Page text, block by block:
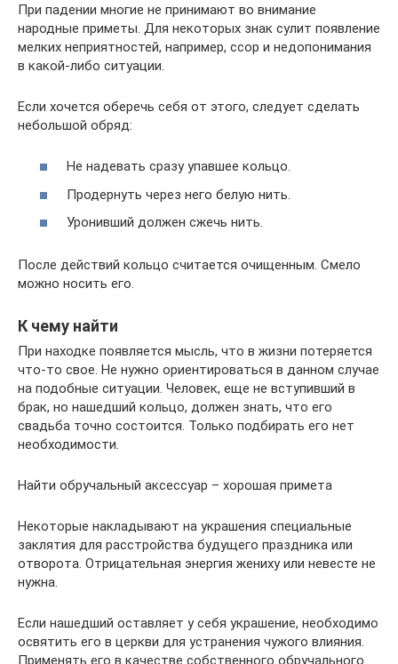
При падении многие не принимают во внимание
народные приметы. Для некоторых знак сулит появление
мелких неприятностей, например, ссор и недопонимания
в какой-либо ситуации.
Если хочется оберечь себя от этого, следует сделать
небольшой обряд:
Не надевать сразу упавшее кольцо.
Продернуть через него белую нить.
Уронивший должен сжечь нить.
После действий кольцо считается очищенным. Смело
можно носить его.
К чему найти
При находке появляется мысль, что в жизни потеряется
что-то свое. Не нужно ориентироваться в данном случае
на подобные ситуации. Человек, еще не вступивший в
брак, но нашедший кольцо, должен знать, что его
свадьба точно состоится. Только подбирать его нет
необходимости.
Найти обручальный аксессуар – хорошая примета
Некоторые накладывают на украшения специальные
заклятия для расстройства будущего праздника или
отворота. Отрицательная энергия жениху или невесте не
нужна.
Если нашедший оставляет у себя украшение, необходимо
освятить его в церкви для устранения чужого влияния.
Применять его в качестве собственного обручального